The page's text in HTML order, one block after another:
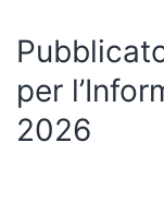
per
2026